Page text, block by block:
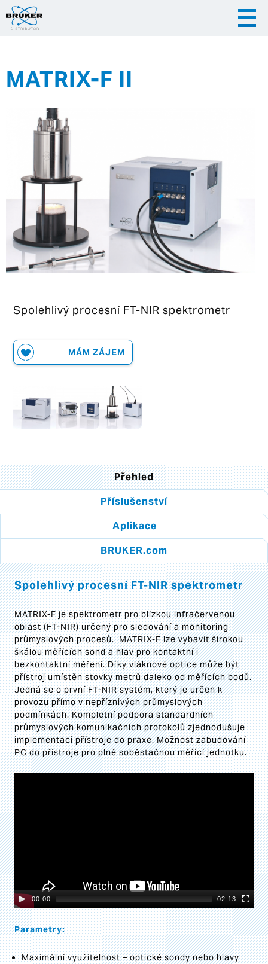
MATRIX-F II
Spolehlivý procesní FT-NIR spektrometr
MÁM ZÁJEM
Přehled
Příslušenství
Aplikace
BRUKER.com
Spolehlivý procesní FT-NIR spektrometr
MATRIX-F je spektrometr pro blízkou infračervenou
oblast (FT-NIR) určený pro sledování a monitoring
průmyslových procesů. MATRIX-F lze vybavit širokou
škálou měřících sond a hlav pro kontaktní i
bezkontaktní měření. Díky vláknové optice může být
přístroj umístěn stovky metrů daleko od měřících bodů.
Jedná se o první FT-NIR systém, který je určen k
provozu přímo v nepříznivých průmyslových
podmínkách. Kompletní podpora standardních
průmyslových komunikačních protokolů zjednodušuje
implementaci přístroje do praxe. Možnost zabudování
PC do přístroje pro plně soběstačnou měřící jednotku.
00:00 02:13
Parametry:
Maximální využitelnost – optické sondy nebo hlavy